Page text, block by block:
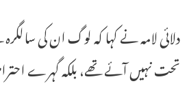
دلائی لامہ نے کہا کہ لوگ ان کی
تحت نہیں آئے تھے، بلکہ گہرے